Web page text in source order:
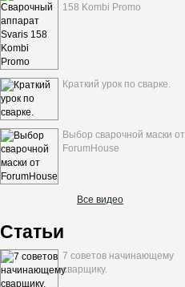
158 Kombi Promo
Краткий урок по сварке.
Выбор сварочной маски от
ForumHouse
Все видео
Статьи
7 советов начинающему
сварщику.